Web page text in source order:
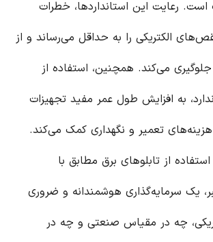
رعایت این استانداردها، خطرات
الکتریکی را به حداقل می‌رساند و از
جلوگیری می‌کند. همچنین، استفاده از
به افزایش طول عمر مفید تجهیزات
تعمیر و نگهداری کمک می‌کند.
استفاده از تابلوهای برق مطابق با
یک سرمایه‌گذاری هوشمندانه و ضروری
چه در مقیاس صنعتی و چه در